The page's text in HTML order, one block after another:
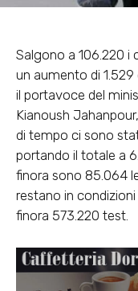
Salgono a 106.220 i
un aumento di
il portavoce del
Kianoush
di tempo ci sono
portando il totale a
finora sono 85.064
restano in
finora 573.220 test.